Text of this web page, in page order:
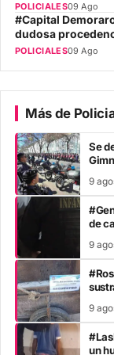
POLICIALES09 Ago
#Capital
dudosa
POLICIALES09 Ago
Más de
Se
9
de
9
9
un